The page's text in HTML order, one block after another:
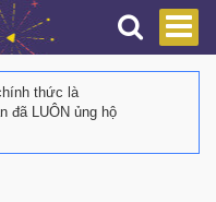
thức là
đã LUÔN ủng hộ